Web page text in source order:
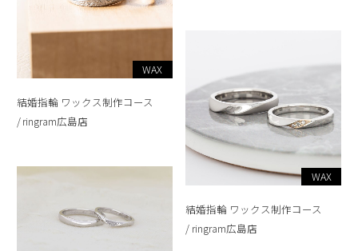
WAX
結婚指輪 ワックス制作コース
ringram広島店
WAX
結婚指輪 ワックス制作コース
ringram広島店